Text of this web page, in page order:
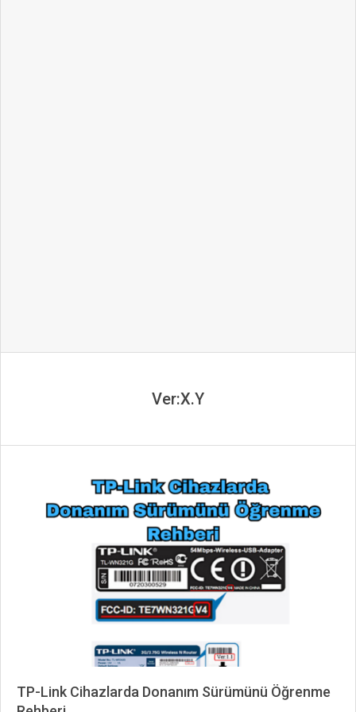
Ver:X.Y
TP-Link Cihazlarda Donanım Sürümünü Öğrenme